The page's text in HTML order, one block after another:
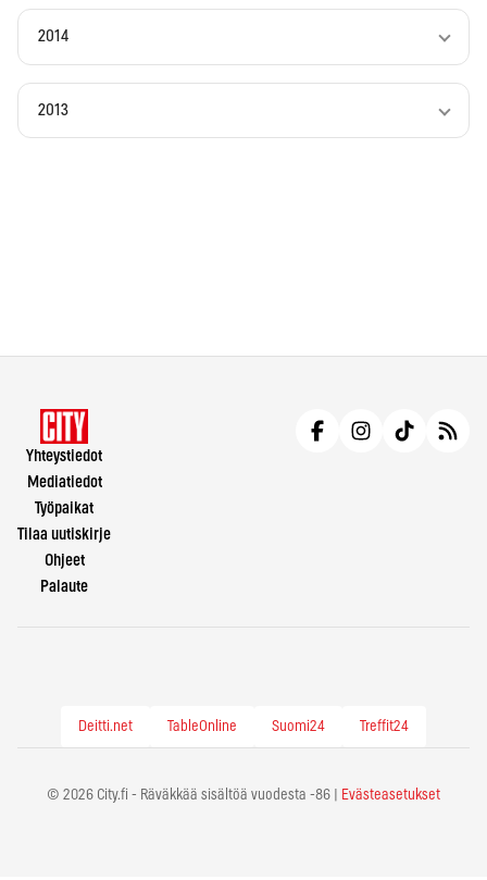
2014
2013
Yhteystiedot
Mediatiedot
Työpaikat
Tilaa uutiskirje
Ohjeet
Palaute
Deitti.net TableOnline Suomi24 Treffit24
© 2026 City.fi - Räväkkää sisältöä vuodesta -86 | Evästeasetukset